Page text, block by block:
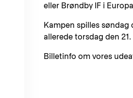
eller Brøndby IF i
Kampen spilles søndag
allerede torsdag den 21.
Billetinfo om vores